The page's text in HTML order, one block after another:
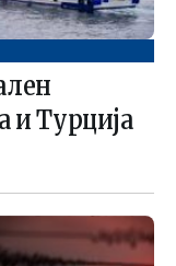
и Турција